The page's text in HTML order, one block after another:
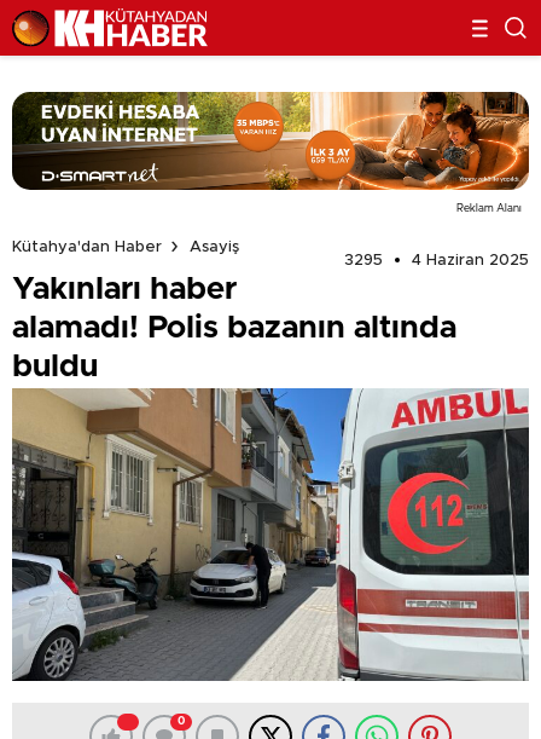
Reklam Alanı
Kütahya'dan Haber
Asayiş
3295
4 Haziran 2025
Yakınları haber
alamadı! Polis bazanın altında
buldu
0